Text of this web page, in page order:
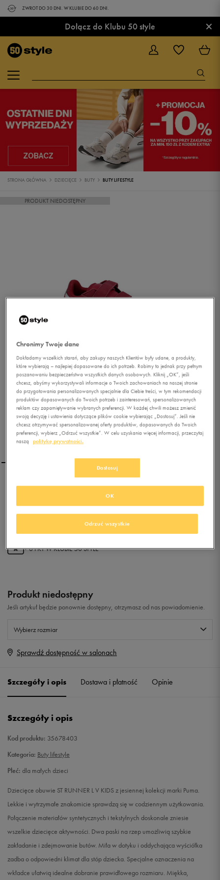
ZWROT DO 30 DNI. W KLUBIE DO 60 DNI.
Dołącz do Klubu 50 style ×
STRONA GŁÓWNA DZIECIĘCE BUTY BUTY LIFESTYLE
PRODUKT NIEDOSTĘPNY
PUMA ST RUNNER L V KIDS
+ 0 PKT WKLUBIE 50 STYLE
Produkt niedostępny
Jeśli artykuł będzie ponownie dostępny, otrzymasz od nas powiadomienie.
Wybierz rozmiar
Rozmiary EU
29 17,5 cm
31 18,5 cm Powiadom o dostępności
32 19 cm
19,5 cm Powiadom o dostępności
33 20 cm Powiadom o dostępności
Sprawdź dostępność w salonach
Szczegóły i opis Dostawa i płatność Opinie
Szczegóły i opis
Kod produktu: 35678403
Kategoria: Buty lifestyle
Płeć: dla małych dzieci
Dziecięce obuwie ST RUNNER L V KIDS z jesiennej kolekcji marki Puma.
Lekkie i wytrzymałe znakomicie sprawdzą się w codziennym użytkowania.
Połączenie materiałów syntetycznych i tekstylnych doskonale zniesie
wszelkie dziecięce aktywności. Dwa paski na rzep umożliwią szybkie
zakładanie i zdejmowanie butów. Miła w dotyku i oddychająca wyściółka
zadba o odpowiedni klimat dla stóp dziecka. Specjalne oznaczenia na
wkładce ułatwią idealne dobranie prawidłowego rozmiaru. Miękka,
Chronimy Twoje dane
Dokładamy wszelkich starań, aby zakupy naszych Klientów były udane, a produkty,
które wybierają – najlepiej dopasowane do ich potrzeb. Robimy to jednak przy pełnym
poszanowaniu bezpieczeństwa wszystkich danych osobowych. Kliknij „OK”, jeśli
chcesz, abyśmy wykorzystywali informacje o Twoich zachowaniach na naszej stronie
do przygotowania personalizowanych specjalnie dla Ciebie treści, w tym rekomendacji
produktów dopasowanych do Twoich potrzeb i zainteresowań, spersonalizowanych
reklam czy zapamiętywanie wybranych preferencji. W każdej chwili możesz zmienić
swoją decyzję i ustawienia dotyczące plików cookie wybierając „Dostosuj”. Jeśli nie
chcesz otrzymywać spersonalizowanej oferty produktów, dopasowanych do Twoich
preferencji, wybierz „Odrzuć wszystkie”. W celu uzyskania więcej informacji, przeczytaj
naszą
politykę prywatności.
Dostosuj
Odrzuć wszystkie
OK